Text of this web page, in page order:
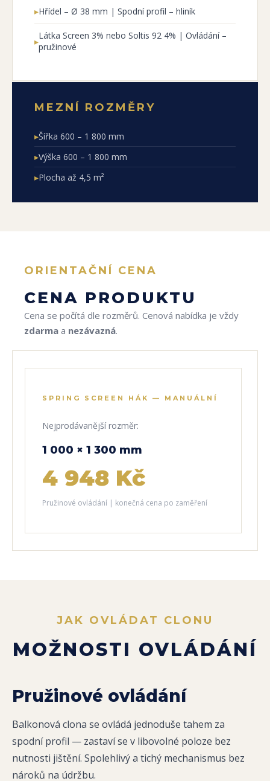
▸Hřídel – Ø 38 mm | Spodní profil – hliník
▸Látka Screen 3% nebo Soltis 92 4% | Ovládání –
pružinové
MEZNÍ ROZMĚRY
▸Šířka 600 – 1 800 mm
▸Výška 600 – 1 800 mm
▸Plocha až 4,5 m²
ORIENTAČNÍ CENA
CENA PRODUKTU
Cena se počítá dle rozměrů. Cenová nabídka je vždy
zdarma a nezávazná.
SPRING SCREEN HÁK — MANUÁLNÍ
Nejprodávanější rozměr:
1 000 × 1 300 mm
4 948 Kč
Pružinové ovládání | konečná cena po zaměření
JAK OVLÁDAT CLONU
MOŽNOSTI OVLÁDÁNÍ
Pružinové ovládání
Balkonová clona se ovládá jednoduše tahem za
spodní profil — zastaví se v libovolné poloze bez
nutnosti jištění. Spolehlivý a tichý mechanismus bez
nároků na údržbu.